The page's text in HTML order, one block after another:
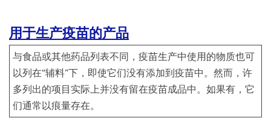
用于生产疫苗的产品
与食品或其他药品列表不同，疫苗生产中使用的物质也可
以列在“辅料”下，即使它们没有添加到疫苗中。然而，许
多列出的项目实际上并没有留在疫苗成品中。如果有，它
们通常以痕量存在。